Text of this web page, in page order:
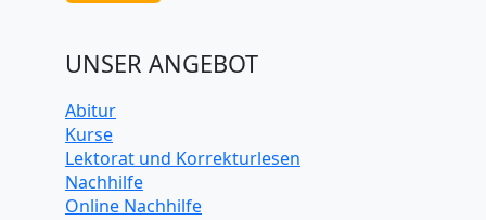
UNSER ANGEBOT
Abitur
Kurse
Lektorat und Korrekturlesen
Nachhilfe
Online Nachhilfe